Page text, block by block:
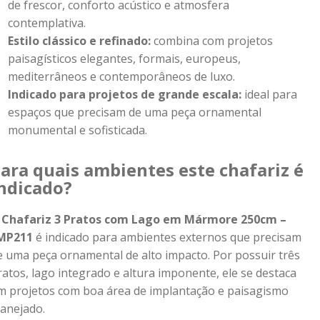
de frescor, conforto acústico e atmosfera
contemplativa.
Estilo clássico e refinado:combina com projetos
paisagísticos elegantes, formais, europeus,
mediterrâneos e contemporâneos de luxo.
Indicado para projetos de grande escala: ideal para
espaços que precisam de uma peça ornamental
monumental e sofisticada.
quais ambientes este chafariz é
Chafariz 3 Pratos com Lago em Mármore 250cm –
é indicado para ambientes externos que precisam
uma peça ornamental de alto impacto. Por possuir três
lago integrado e altura imponente, ele se destaca
projetos com boa área de implantação e paisagismo